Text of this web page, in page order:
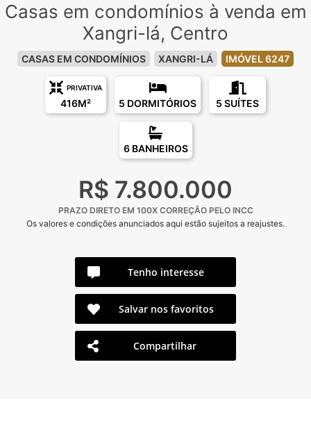
Casas em condomínios à venda em
Xangri-lá, Centro
CASAS EM CONDOMÍNIOS XANGRI-LÁ IMÓVEL 6247
PRIVATIVA
416M² 5 DORMITÓRIOS 5 SUÍTES
6 BANHEIROS
R$ 7.800.000
PRAZO DIRETO EM 100X CORREÇÃO PELO INCC
Os valores e condições anunciados aqui estão sujeitos a reajustes.
Tenho interesse
Salvar nos favoritos
Compartilhar